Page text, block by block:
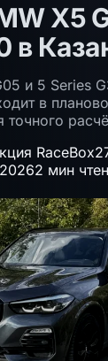
X5
в
и 5 Series
в
RaceBox
2 мин